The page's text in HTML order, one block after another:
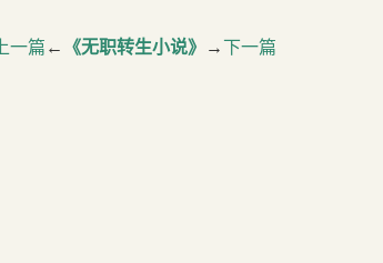
上一篇 ← 《无职转生小说》 →下一篇